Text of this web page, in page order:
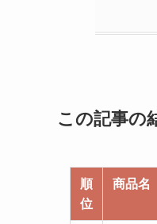
この記事の
順
位
商品名